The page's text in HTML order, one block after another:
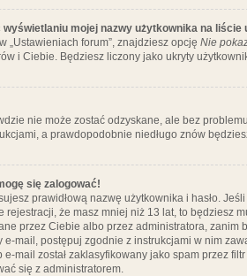
wyświetlaniu mojej nazwy użytkownika na
„Ustawieniach forum”, znajdziesz opcję Nie
i Ciebie. Będziesz liczony jako ukryty
nie może zostać odzyskane, ale bez
a prawdopodobnie niedługo znów
się zalogować!
prawidłową nazwę użytkownika i hasło.
rejestracji, że masz mniej niż 13 lat, to będziesz
przez Ciebie albo przez administratora,
e-mail, postępuj zgodnie z instrukcjami w nim
e-mail został zaklasyfikowany jako spam przez
się z administratorem.